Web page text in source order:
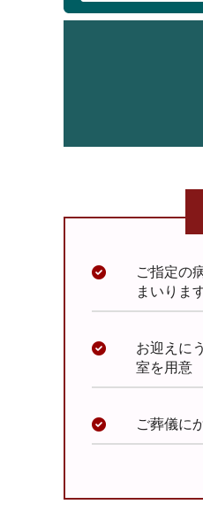
ご指定の
まいりま
お迎えに
室を用意
ご葬儀に